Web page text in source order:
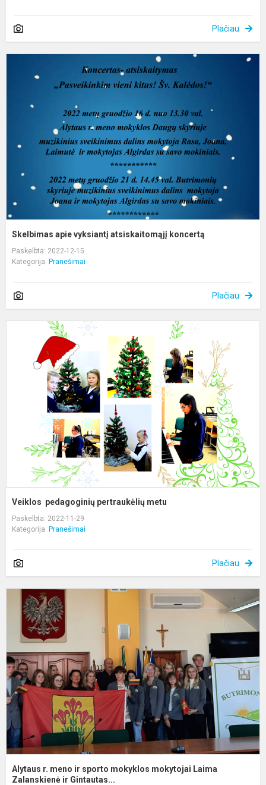
Plačiau
Skelbimas apie vyksiantį atsiskaitomąjį koncertą
Paskelbta: 2022-12-15
Kategorija: Pranešimai
Plačiau
Veiklos pedagoginių pertraukėlių metu
Paskelbta: 2022-11-29
Kategorija: Pranešimai
Plačiau
Alytaus r. meno ir sporto mokyklos mokytojai Laima
Zalanskienė ir Gintautas...